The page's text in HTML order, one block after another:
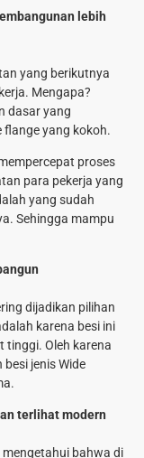
lebih
yang berikutnya
Mengapa?
dasar yang
flange yang kokoh.
proses
para pekerja yang
yang sudah
Sehingga mampu
dijadikan pilihan
karena besi ini
tinggi. Oleh karena
jenis Wide
terlihat modern
bahwa di